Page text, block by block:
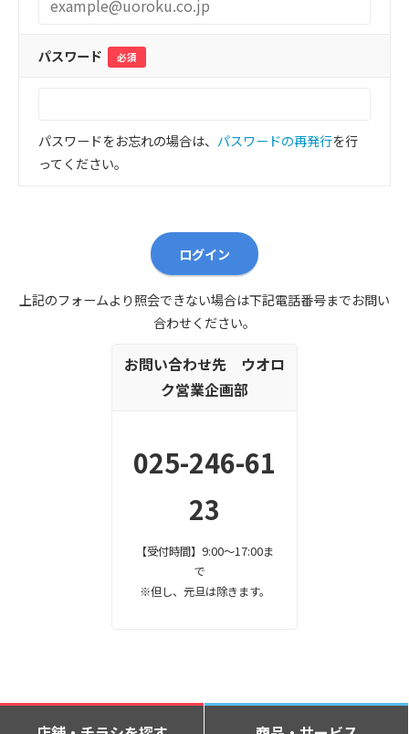
パスワード 必須
パスワードをお忘れの場合は、 パスワードの再発行を行
ってください。
ログイン
上記のフォームより照会できない場合は下記電話番号までお問い
合わせください。
お問い合わせ先 ウオロ
ク営業企画部
025-246-61
23
【受付時間】9:00～17:00ま
で
※但し、元旦は除きます。